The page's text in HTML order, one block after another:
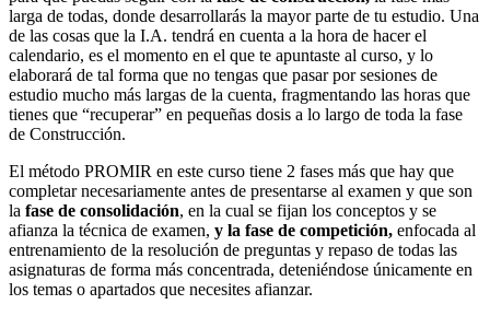
larga de todas, donde desarrollarás la mayor parte de tu estudio. Una
de las cosas que la I.A. tendrá en cuenta a la hora de hacer el
calendario, es el momento en el que te apuntaste al curso, y lo
elaborará de tal forma que no tengas que pasar por sesiones de
estudio mucho más largas de la cuenta, fragmentando las horas que
tienes que “recuperar” en pequeñas dosis a lo largo de toda la fase
de Construcción.
El método PROMIR en este curso tiene 2 fases más que hay que
completar necesariamente antes de presentarse al examen y que son
la fase de consolidación, en la cual se fijan los conceptos y se
afianza la técnica de examen, y la fase de competición, enfocada al
entrenamiento de la resolución de preguntas y repaso de todas las
asignaturas de forma más concentrada, deteniéndose únicamente en
los temas o apartados que necesites afianzar.